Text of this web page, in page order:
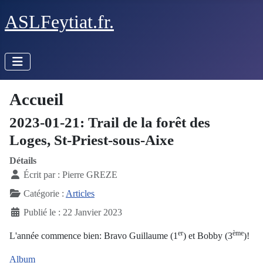
ASLFeytiat.fr.
Accueil
2023-01-21: Trail de la forêt des
Loges, St-Priest-sous-Aixe
Détails
Écrit par : Pierre GREZE
Catégorie : Articles
Publié le : 22 Janvier 2023
L'année commence bien: Bravo Guillaume (1 er) et Bobby (3ème)!
Album